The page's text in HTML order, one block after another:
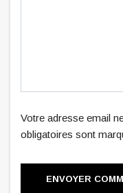
Votre adresse email
obligatoires sont
ENVOYER